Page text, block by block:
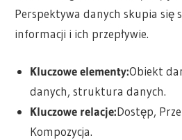
Perspektywa danych skupia się
informacji i ich przepływie.
Kluczowe elementy:Obiekt
danych, struktura danych.
Kluczowe relacje:Dostęp,
Kompozycja.